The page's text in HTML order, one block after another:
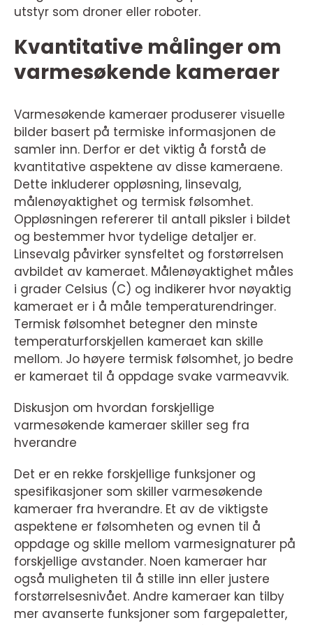
utstyr som droner eller roboter.
Kvantitative målinger om
varmesøkende kameraer
Varmesøkende kameraer produserer visuelle
bilder basert på termiske informasjonen de
samler inn. Derfor er det viktig å forstå de
kvantitative aspektene av disse kameraene.
Dette inkluderer oppløsning, linsevalg,
målenøyaktighet og termisk følsomhet.
Oppløsningen refererer til antall piksler i bildet
og bestemmer hvor tydelige detaljer er.
Linsevalg påvirker synsfeltet og forstørrelsen
avbildet av kameraet. Målenøyaktighet måles
i grader Celsius (C) og indikerer hvor nøyaktig
kameraet er i å måle temperaturendringer.
Termisk følsomhet betegner den minste
temperaturforskjellen kameraet kan skille
mellom. Jo høyere termisk følsomhet, jo bedre
er kameraet til å oppdage svake varmeavvik.
Diskusjon om hvordan forskjellige
varmesøkende kameraer skiller seg fra
hverandre
Det er en rekke forskjellige funksjoner og
spesifikasjoner som skiller varmesøkende
kameraer fra hverandre. Et av de viktigste
aspektene er følsomheten og evnen til å
oppdage og skille mellom varmesignaturer på
forskjellige avstander. Noen kameraer har
også muligheten til å stille inn eller justere
forstørrelsesnivået. Andre kameraer kan tilby
mer avanserte funksjoner som fargepaletter,